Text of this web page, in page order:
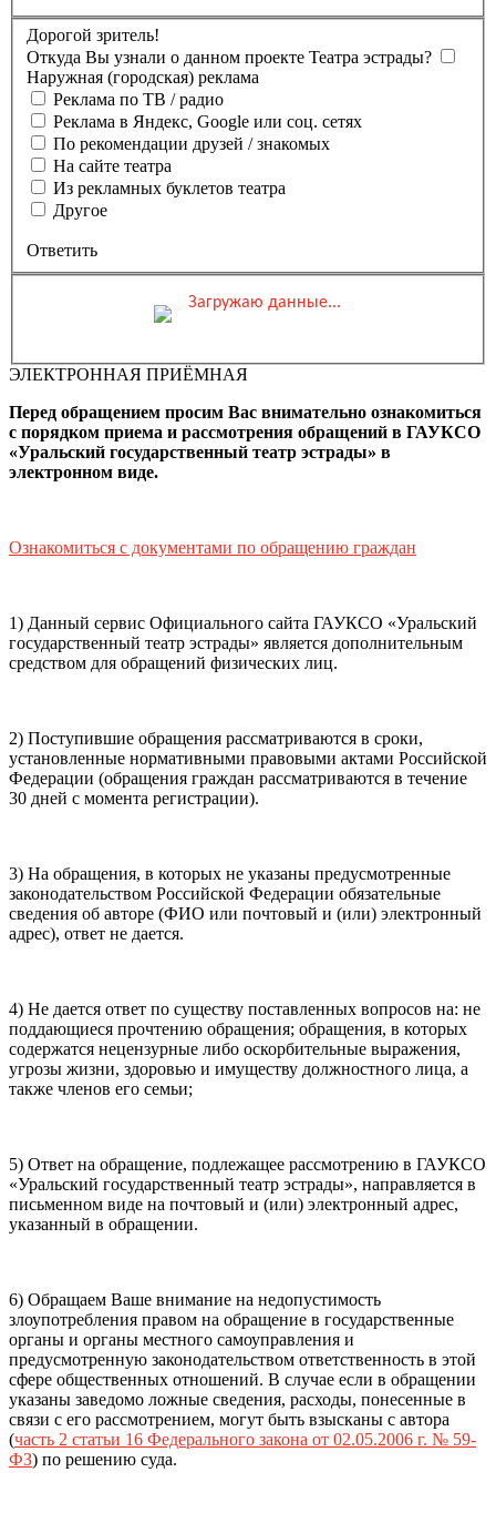
Дорогой зритель!
Откуда Вы узнали о данном проекте Театра эстрады?
Наружная (городская) реклама
Реклама по ТВ / радио
Реклама в Яндекс, Google или соц. сетях
По рекомендации друзей / знакомых
На сайте театра
Из рекламных буклетов театра
Другое
Ответить
Загружаю данные...
Вы бронируете места наМероприятие состоитсяЗал
Промокод
Применить
Фамилия, Имя (Отчество
мобильный номер телефона
Способ оплаты
Банковская карта
карта
правила возвратабилетов, а такжеправила посещения
театра.
Я ознакомлен(-а) сПолитикой ГАУКСО
«УГТЭ» в отношении обработки персональных данных
(политикой конфиденциальности)
своё согласие на обработку своих персональных данных
покупаю билет(-ы) для лиц, соответсвующих возрастной
категории мероприятия.
Подтвердить
ЭЛЕКТРОННАЯ ПРИЁМНАЯ
Перед обращением просим Вас внимательно ознакомиться
с порядком приема и рассмотрения обращений в ГАУКСО
«Уральский государственный театр эстрады» в
электронном виде.
Ознакомиться с документами по обращению граждан
1) Данный сервис Официального сайта ГАУКСО «Уральский
государственный театр эстрады» является дополнительным
средством для обращений физических лиц.
2) Поступившие обращения рассматриваются в сроки,
установленные нормативными правовыми актами Российской
Федерации (обращения граждан рассматриваются в течение
30 дней с момента регистрации).
3) На обращения, в которых не указаны предусмотренные
законодательством Российской Федерации обязательные
сведения об авторе (ФИО или почтовый и (или) электронный
адрес), ответ не дается.
4) Не дается ответ по существу поставленных вопросов на: не
поддающиеся прочтению обращения; обращения, в которых
содержатся нецензурные либо оскорбительные выражения,
угрозы жизни, здоровью и имуществу должностного лица, а
также членов его семьи;
5) Ответ на обращение, подлежащее рассмотрению в ГАУКСО
«Уральский государственный театр эстрады», направляется в
письменном виде на почтовый и (или) электронный адрес,
указанный в обращении.
6) Обращаем Ваше внимание на недопустимость
злоупотребления правом на обращение в государственные
органы и органы местного самоуправления и
предусмотренную законодательством ответственность в этой
сфере общественных отношений. В случае если в обращении
указаны заведомо ложные сведения, расходы, понесенные в
связи с его рассмотрением, могут быть взысканы с автора
(часть 2 статьи 16 Федерального закона от 02.05.2006 г. № 59-
ФЗ) по решению суда.